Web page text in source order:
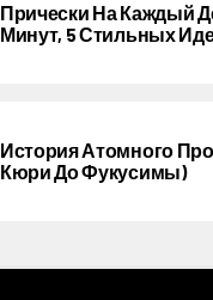
Прически На Каждый
Минут, 5 Стильных
История Атомного
Кюри До Фукусимы)